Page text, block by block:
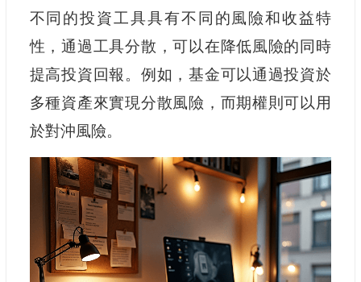
不同的投資工具具有不同的風險和收益特
性，通過工具分散，可以在降低風險的同時
提高投資回報。例如，基金可以通過投資於
多種資產來實現分散風險，而期權則可以用
於對沖風險。